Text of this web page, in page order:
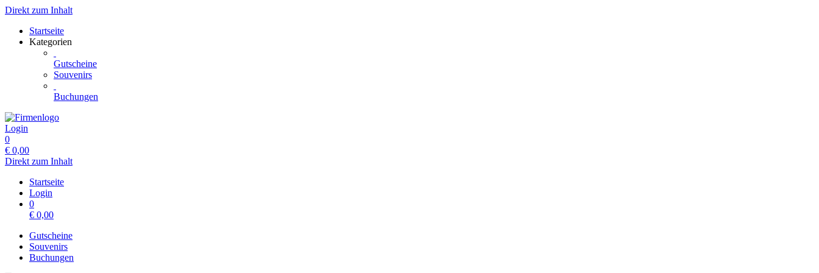
Direkt zum Inhalt
Startseite
Kategorien
Gutscheine
Souvenirs
Buchungen
Login
0
€ 0,00
Direkt zum Inhalt
Startseite
Login
0
€ 0,00
Gutscheine
Souvenirs
Buchungen